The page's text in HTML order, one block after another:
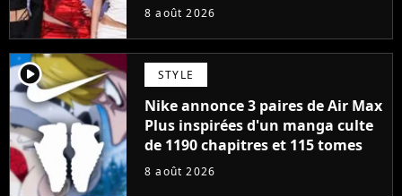
cette décision n’a pas été facile"
8 août 2026
player2 STYLE
Nike annonce 3 paires de Air Max
Plus inspirées d'un manga culte
de 1190 chapitres et 115 tomes
8 août 2026